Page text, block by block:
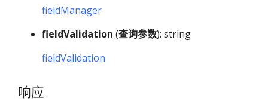
fieldManager
fieldValidation (查询参数): string
fieldValidation
响应